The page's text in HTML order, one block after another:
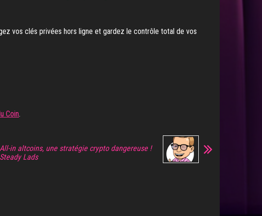
vos clés privées hors ligne et gardez le contrôle total de vos
Coin.
All-in altcoins, une stratégie crypto dangereuse !
Steady Lads